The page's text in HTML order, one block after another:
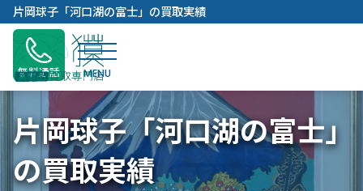
内
容
キ
ッ
プ
片岡球子「河口湖の富士」の買取実績
無料通話
片岡球子「河口湖の富士」
の買取実績